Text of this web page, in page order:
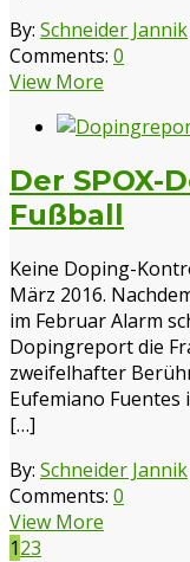
By: Schneider Jannik
Comments: 0
View More
Der SPOX-
Fußball
Keine Doping-
März 2016.
im Februar Alarm
Dopingreport die
zweifelhafter
Eufemiano Fuentes
[…]
By: Schneider Jannik
Comments: 0
View More
123